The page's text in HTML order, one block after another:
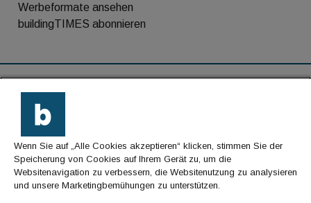
Werbeformate ansehen
buildingTIMES abonnieren
Kontakt
Impressum
Datenschutz
Wenn Sie auf „Alle Cookies akzeptieren“ klicken, stimmen Sie der
Speicherung von Cookies auf Ihrem Gerät zu, um die
Websitenavigation zu verbessern, die Websitenutzung zu analysieren
und unsere Marketingbemühungen zu unterstützen.